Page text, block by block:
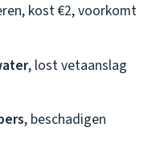
kost €2, voorkomt
, lost vetaanslag
, beschadigen